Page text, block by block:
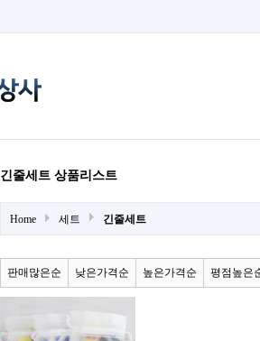
긴줄세트 상품리스트
Home 세트 긴줄세트
판매많은순 낮은가격순 높은가격순 평점높은